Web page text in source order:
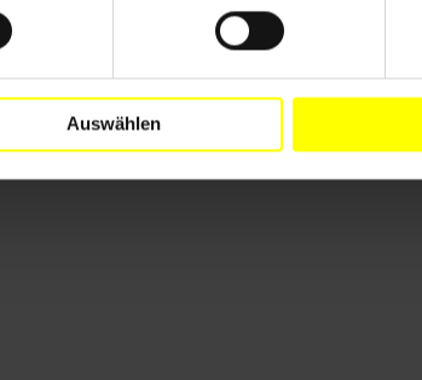
Auswählen